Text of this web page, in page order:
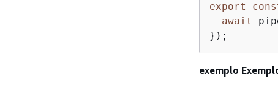
export
await
});
exemplo